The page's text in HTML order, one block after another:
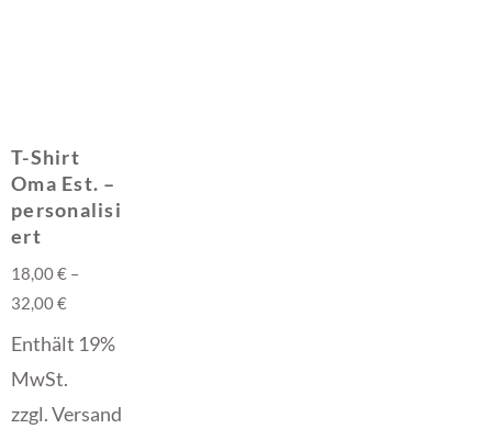
T-Shirt
Oma Est. –
personalisi
ert
18,00€ –
32,00€
Enthält 19%
MwSt.
zzgl.Versand